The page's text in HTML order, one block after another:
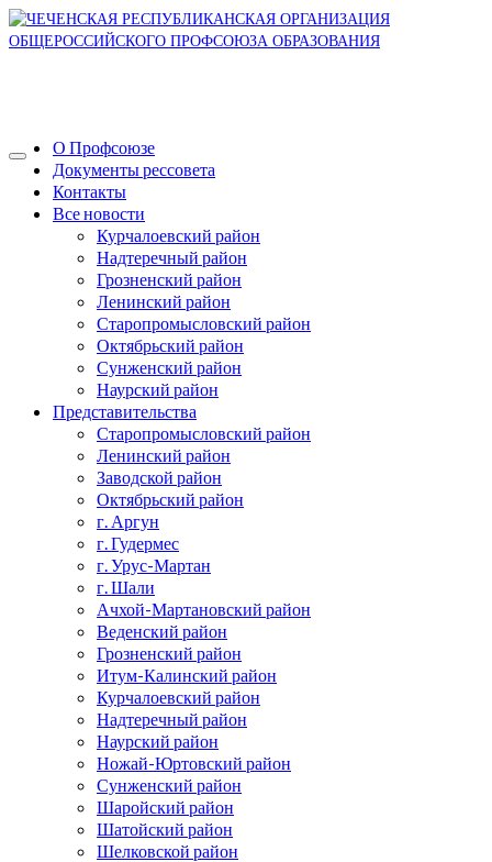
О Профсоюзе
Документы рессовета
Контакты
Все новости
Курчалоевский район
Надтеречный район
Грозненский район
Ленинский район
Старопромысловский район
Октябрьский район
Сунженский район
Наурский район
Представительства
Старопромысловский район
Ленинский район
Заводской район
Октябрьский район
г. Аргун
г. Гудермес
г. Урус-Мартан
г. Шали
Ачхой-Мартановский район
Веденский район
Грозненский район
Итум-Калинский район
Курчалоевский район
Надтеречный район
Наурский район
Ножай-Юртовский район
Сунженский район
Шаройский район
Шатойский район
Шелковской район